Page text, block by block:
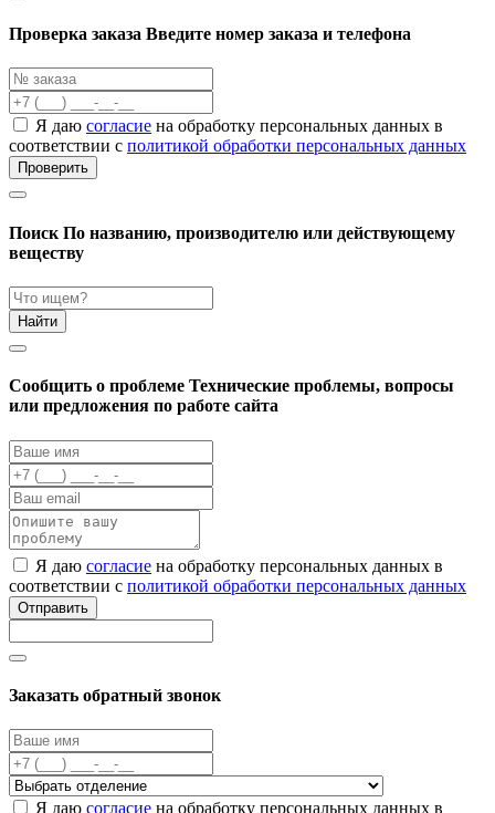
Проверка заказа Введите номер заказа и телефона
Я даю согласие на обработку персональных данных в
соответствии с политикой обработки персональных данных
Проверить
Поиск По названию, производителю или действующему
веществу
Найти
Cообщить о проблеме Технические проблемы, вопросы
или предложения по работе сайта
Я даю согласие на обработку персональных данных в
соответствии с политикой обработки персональных данных
Отправить
Заказать обратный звонок
Я даю согласие на обработку персональных данных в